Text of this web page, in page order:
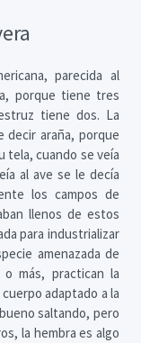
parecida al
porque tiene tres
tiene dos. La
decir araña, porque
tela, cuando se veía
al ave se le decía
los campos de
llenos de estos
para industrializar
amenazada de
más, practican la
adaptado a la
saltando, pero
la hembra es algo